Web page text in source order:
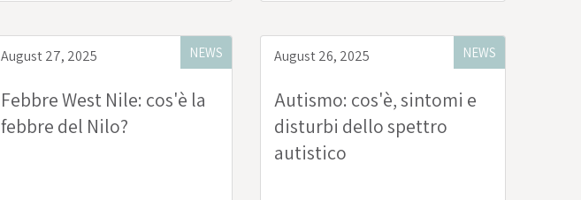
NEWS
August 27, 2025
Febbre West Nile: cos'è la
febbre del Nilo?
NEWS
August 26, 2025
Autismo: cos'è, sintomi e
disturbi dello spettro
autistico